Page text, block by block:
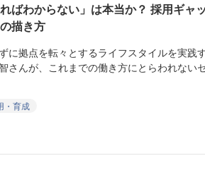
ばわからない」は本当か？ 採用ギャ
描き方
に拠点を転々とするライフスタイルを実践
さんが、これまでの働き方にとらわれない
・育成